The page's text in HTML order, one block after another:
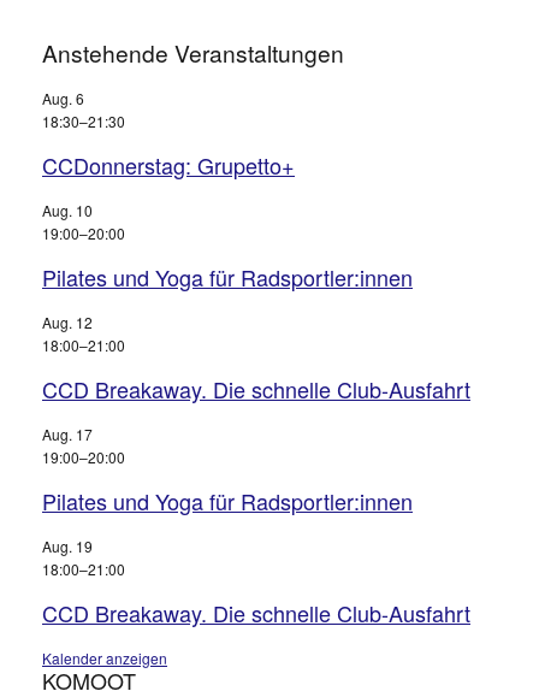
Anstehende Veranstaltungen
Aug. 6
18:30–21:30
CCDonnerstag: Grupetto+
Aug. 10
19:00–20:00
Pilates und Yoga für Radsportler:innen
Aug. 12
18:00–21:00
CCD Breakaway. Die schnelle Club-Ausfahrt
Aug. 17
19:00–20:00
Pilates und Yoga für Radsportler:innen
Aug. 19
18:00–21:00
CCD Breakaway. Die schnelle Club-Ausfahrt
Kalender anzeigen
KOMOOT